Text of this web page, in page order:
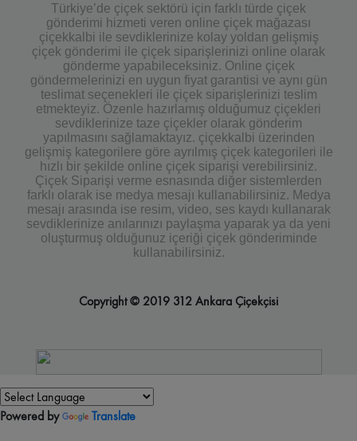
Türkiye’de çiçek sektörü için farklı türde çiçek
gönderimi hizmeti veren online çiçek mağazası
çiçekkalbi ile sevdiklerinize kolay yoldan gelişmiş
çiçek gönderimi ile çiçek siparişlerinizi online olarak
gönderme yapabileceksiniz. Online çiçek
göndermelerinizi en uygun fiyat garantisi ve aynı gün
teslimat seçenekleri ile çiçek siparişlerinizi teslim
etmekteyiz. Özenle hazırlamış olduğumuz çiçekleri
sevdiklerinize taze çiçekler olarak gönderim
yapılmasını sağlamaktayız. çiçekkalbi üzerinden
gelişmiş kategorilere göre ayrılmış çiçek kategorileri ile
hızlı bir şekilde online çiçek siparişi verebilirsiniz.
Çiçek Siparişi verme esnasında diğer sistemlerden
farklı olarak ise medya mesajı kullanabilirsiniz. Medya
mesajı arasında ise resim, video, ses kaydı kullanarak
sevdiklerinize anılarınızı paylaşma yaparak ya da yeni
oluşturmuş olduğunuz içeriği çiçek gönderiminde
kullanabilirsiniz.
Copyright © 2019 312 Ankara Çiçekçisi
Powered by Translate